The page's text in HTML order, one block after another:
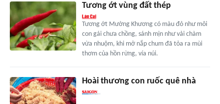
Tương ớt vùng đất thép
Tương ớt Mường Khương có màu đỏ như môi
con gái chưa chồng, sánh mịn như vải chàm
vừa nhuộm, khi mở nắp chum đã tỏa ra mùi
thơm của hồn rừng, vía núi.
Hoài thương con ruốc quê nhà